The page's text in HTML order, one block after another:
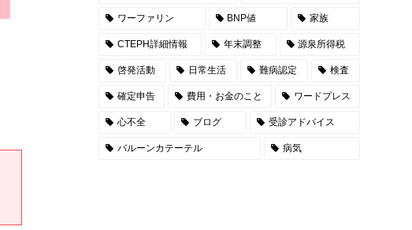
ワーファリン BNP値 家族
CTEPH詳細情報 年末調整 源泉所得税
啓発活動 日常生活 難病認定 検査
確定申告 費用・お金のこと ワードプレス
心不全 ブログ 受診アドバイス
バルーンカテーテル 病気